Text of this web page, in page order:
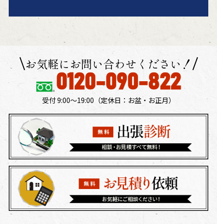
お気軽にお問い合わせください！
0120-090-822
受付 9:00～19:00（定休日：​お盆・お正月）